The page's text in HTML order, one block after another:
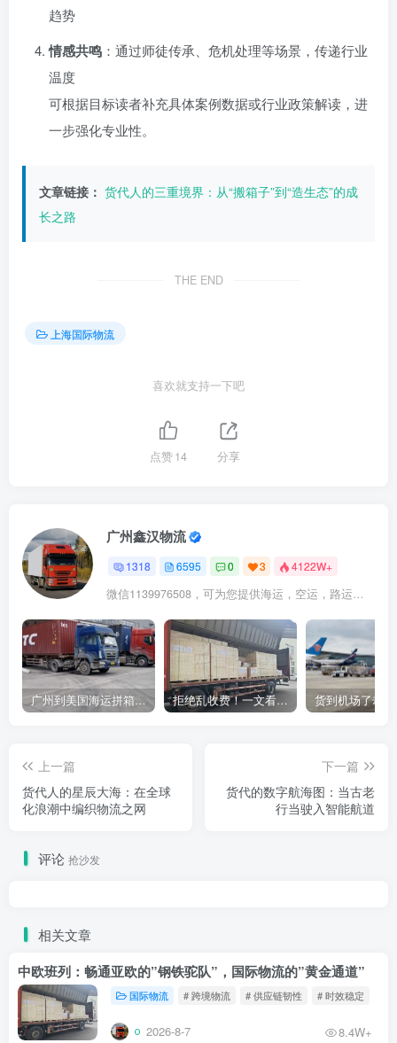
趋势
情感共鸣 ：通过师徒传承、危机处理等场景，传递行业
温度
可根据目标读者补充具体案例数据或行业政策解读，进
一步强化专业性。
文章链接： 货代人的三重境界：从“搬箱子”到“造生态”的成
长之路
THE END
上海国际物流
喜欢就支持一下吧
点赞14 分享
广州鑫汉物流
1318 6595 0 3 4122W+
微信1139976508，可为您提供海运，空运，路运，铁路运输
广州到美国海运拼箱多少钱？2024年最新运费构成+隐藏费用避坑指南 拒绝乱收费！一文看懂中国货代计费套路，教你避开所有隐形坑
上一篇
货代人的星辰大海：在全球
化浪潮中编织物流之网
下一篇
货代的数字航海图：当古老
行当驶入智能航道
评论 抢沙发
相关文章
中欧班列：畅通亚欧的”钢铁驼队”，国际物流的”黄金通道”
国际物流 # 跨境物流 # 供应链韧性 # 时效稳定
2026-8-7 8.4W+